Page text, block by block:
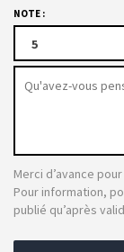
NOTE :
5
Merci d’avance
Pour information,
publié qu’après